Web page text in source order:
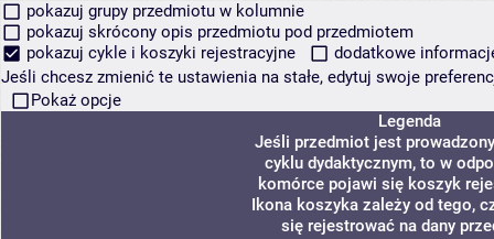
pokazuj grupy przedmiotu w kolumnie
pokazuj skrócony opis przedmiotu pod przedmiotem
pokazuj cykle i koszyki rejestracyjne
dodatkowe
Jeśli chcesz zmienić te ustawienia na stałe, edytuj swoje
Pokaż opcje
Legenda
Jeśli przedmiot jest
cyklu dydaktycznym, to w
komórce pojawi się koszyk
Ikona koszyka zależy od tego,
się rejestrować na dany